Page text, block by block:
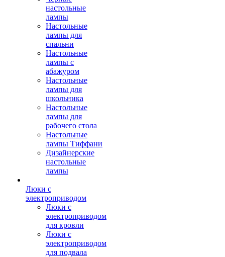
настольные
лампы
Настольные
лампы для
спальни
Настольные
лампы с
абажуром
Настольные
лампы для
школьника
Настольные
лампы для
рабочего стола
Настольные
лампы Тиффани
Дизайнерские
настольные
лампы
Люки с
электроприводом
Люки с
электроприводом
для кровли
Люки с
электроприводом
для подвала